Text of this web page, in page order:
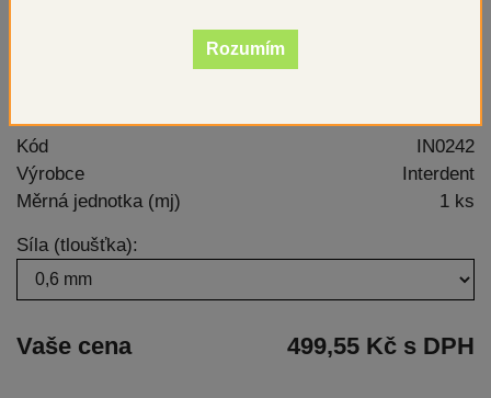
Kód
IN0242
Výrobce
Interdent
Měrná jednotka (mj)
1 ks
Síla (tloušťka):
Vaše cena 499,55 Kč s DPH
Rozumím